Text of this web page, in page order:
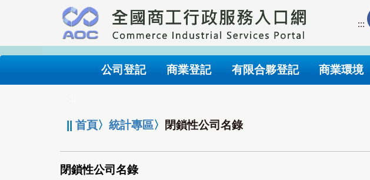
要
內
:::
公司登記 商業登記 有限合夥登記 商業環境
||首頁〉統計專區〉 閉鎖性公司名錄
閉鎖性公司名錄